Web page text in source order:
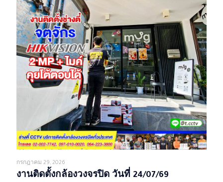
กรกฎาคม 29, 2026
งานติดตั้งกล้องวงจรปิด วันที่ 24/07/69